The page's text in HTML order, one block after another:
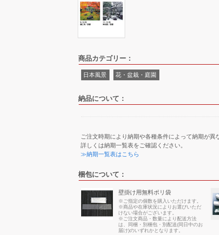
商品カテゴリー：
日本風景 花・盆栽・庭園
納品について：
ご注文時期により納期や各種条件によって納期が異
詳しくは納期一覧表をご確認ください。
≫納期一覧表はこちら
梱包について：
壁掛け用無料ポリ袋
※ご指定の個数を購入いただけます。
※商品や在庫状況によりお選びいただ
けない場合がございます。
※ご注文商品・数量により配送方法
は、同梱・別梱包・別配送(同日中のお
届け)のいずれかとなります。